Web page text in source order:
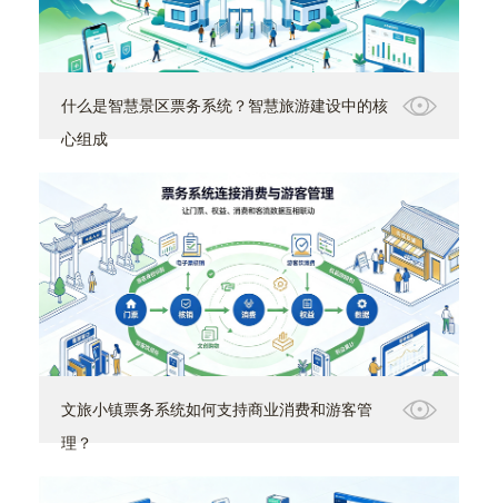
什么是智慧景区票务系统？智慧旅游建设中的核
心组成
文旅小镇票务系统如何支持商业消费和游客管
理？